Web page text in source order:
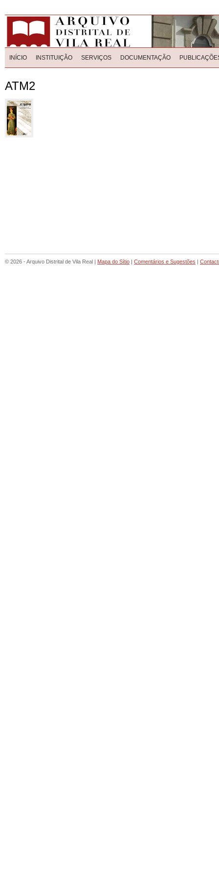
INÍCIO INSTITUIÇÃO SERVIÇOS DOCUMENTAÇÃO
ATM2
© 2026 - Arquivo Distrital de Vila Real | Mapa do Sítio | Comentários e Sugestões |